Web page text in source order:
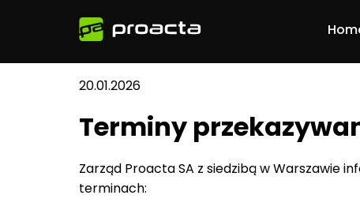
20.01.2026
Terminy
Zarząd Proacta SA z siedzibą w Warszawie
terminach: